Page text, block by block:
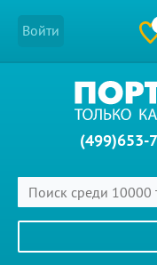
Войти
(499)653-